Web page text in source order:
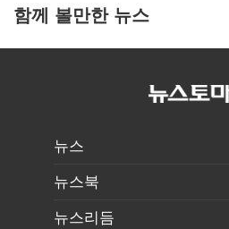
함께 볼만한 뉴스
뉴스
뉴스북
뉴스리듬